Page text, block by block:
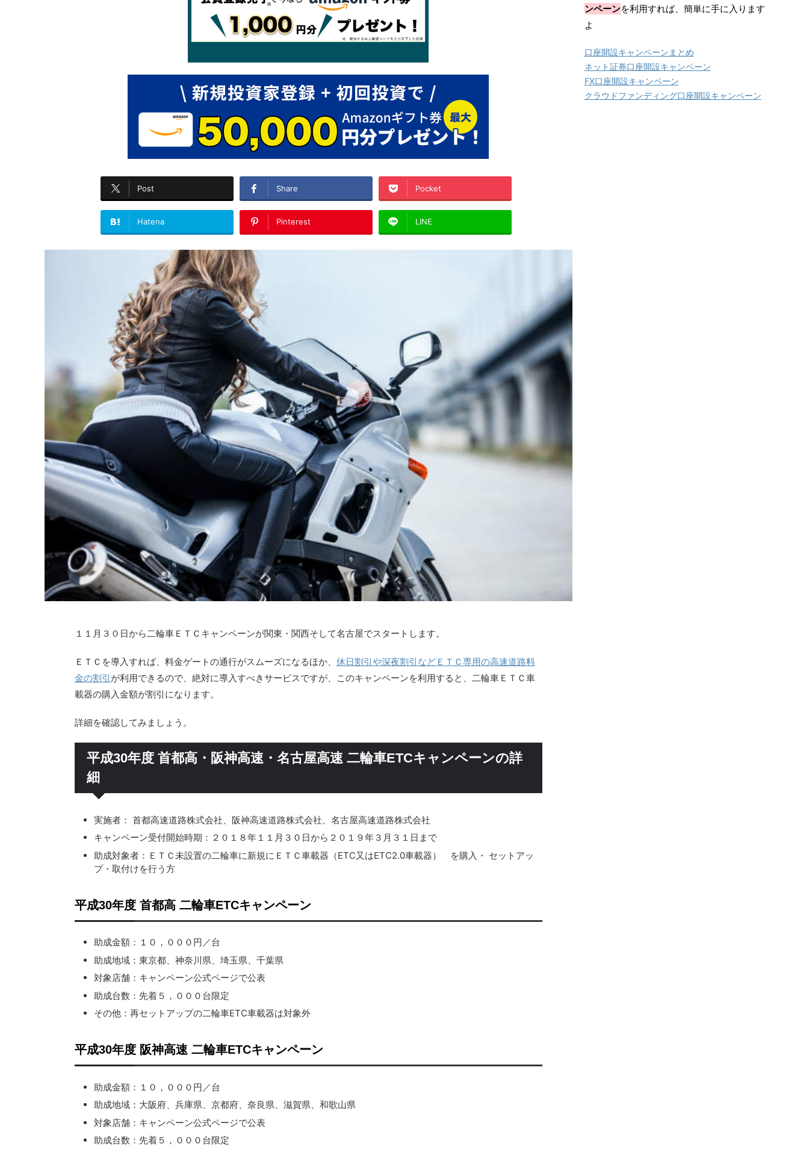
Post Share Pocket
Hatena Pinterest LINE
１１月３０日から二輪車ＥＴＣキャンペーンが関東・関西そして名古屋でスタートします。
ＥＴＣを導入すれば、料金ゲートの通行がスムーズになるほか、 休日割引や深夜割引などＥＴＣ専用の高速道路料
金の割引 が利用できるので、絶対に導入すべきサービスですが、このキャンペーンを利用すると、二輪車ＥＴＣ車
載器の購入金額が割引になります。
詳細を確認してみましょう。
平成30年度 首都高・阪神高速・名古屋高速 二輪車ETCキャンペーンの詳
細
実施者： 首都高速道路株式会社、阪神高速道路株式会社、名古屋高速道路株式会社
キャンペーン受付開始時期：２０１８年１１月３０日から２０１９年３月３１日まで
助成対象者：ＥＴＣ未設置の二輪車に新規にＥＴＣ車載器（ETC又はETC2.0車載器） を購入・ セットアッ
プ・取付けを行う方
平成30年度 首都高 二輪車ETCキャンペーン
助成金額：１０，０００円／台
助成地域：東京都、神奈川県、埼玉県、千葉県
対象店舗：キャンペーン公式ページで公表
助成台数：先着５，０００台限定
その他：再セットアップの二輪車ETC車載器は対象外
平成30年度 阪神高速 二輪車ETCキャンペーン
助成金額：１０，０００円／台
助成地域：大阪府、兵庫県、京都府、奈良県、滋賀県、和歌山県
対象店舗：キャンペーン公式ページで公表
助成台数：先着５，０００台限定
ンペーンを利用すれば、簡単に手に入ります
よ
口座開設キャンペーンまとめ
ネット証券口座開設キャンペーン
FX口座開設キャンペーン
クラウドファンディング口座開設キャンペーン